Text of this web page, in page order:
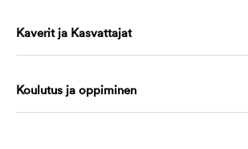
Kaverit ja Kasvattajat
Koulutus ja oppiminen